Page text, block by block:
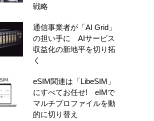
戦略
通信事業者が「AI Grid」
の担い手に AIサービス
収益化の新地平を切り拓
く
eSIM関連は「LibeSIM」
にすべてお任せ! eIMで
マルチプロファイルを動
的に切り替え